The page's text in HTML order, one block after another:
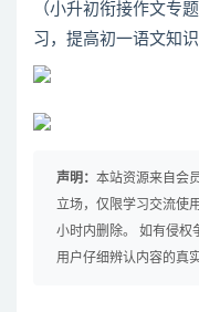
（小升初衔接作文专
习，提高初一语文知识
声明： 本站资源来自会
立场，仅限学习交流使
小时内删除。 如有侵权
用户仔细辨认内容的真